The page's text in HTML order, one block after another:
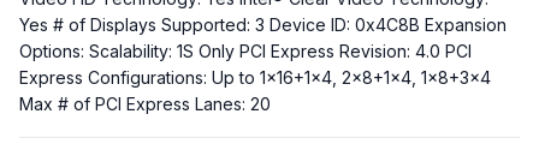
Yes # of Displays Supported: 3 Device ID: 0x4C8B Expansion
Options: Scalability: 1S Only PCI Express Revision: 4.0 PCI
Express Configurations: Up to 1x16+1x4, 2x8+1x4, 1x8+3x4
Max # of PCI Express Lanes: 20